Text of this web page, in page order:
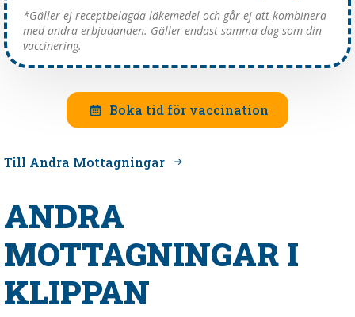
*Gäller ej receptbelagda läkemedel och går ej att kombinera
med andra erbjudanden. Gäller endast samma dag som din
vaccinering.
Boka tid för vaccination
Till Andra Mottagningar
ANDRA
MOTTAGNINGAR I
KLIPPAN